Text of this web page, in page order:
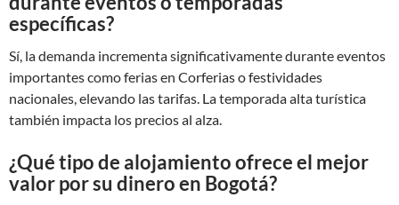
específicas?
Sí, la demanda incrementa significativamente durante eventos
importantes como ferias en Corferias o festividades
nacionales, elevando las tarifas. La temporada alta turística
también impacta los precios al alza.
¿Qué tipo de alojamiento ofrece el mejor
valor por su dinero en Bogotá?